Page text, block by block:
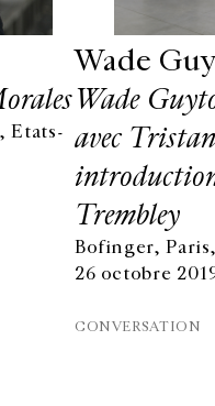
Etats-
Wade
Wade
avec
Trembley
Bofinger,
26 octobre
CONVERSATION
HORAIRES
DU MARDI AU
10H-18H
11H-19H